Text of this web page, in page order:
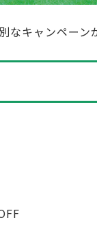
キャンペーン